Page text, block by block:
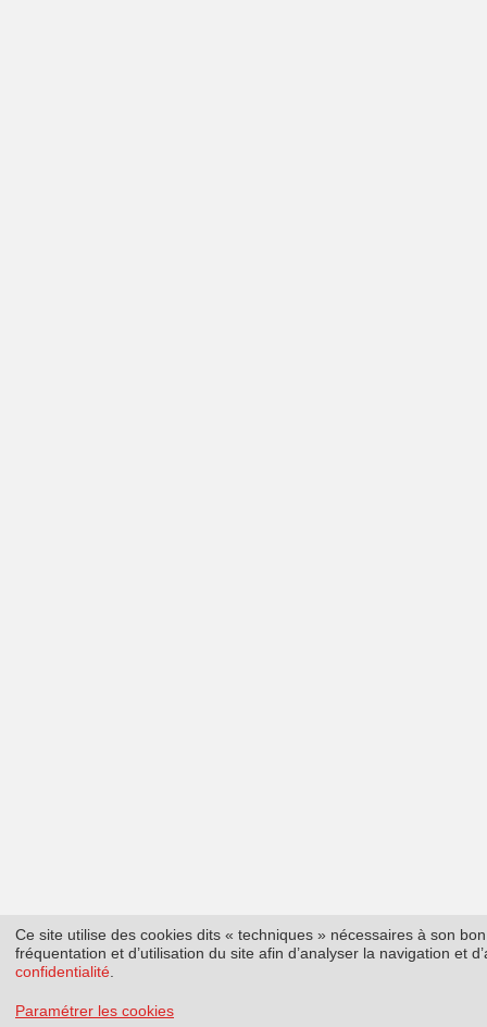
Ce site utilise des cookies dits « techniques » nécessaires à son
fréquentation et d’utilisation du site afin d’analyser la navigation et
confidentialité
Paramétrer les cookies